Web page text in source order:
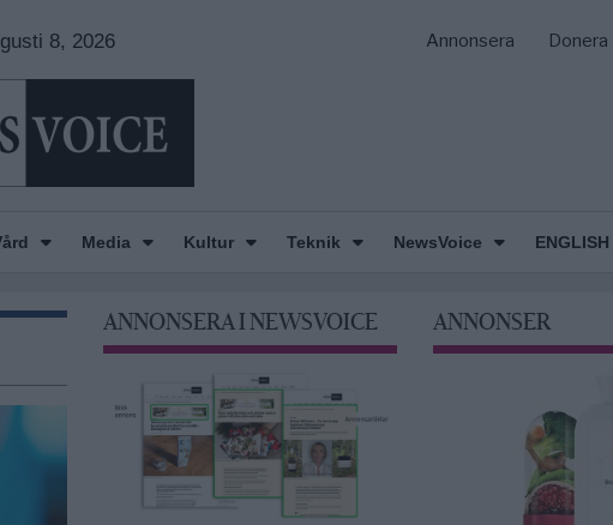
8, 2026 Annonsera Donera
Media Kultur Teknik NewsVoice ENGLISH
ANNONSERA I NEWSVOICE ANNONSER